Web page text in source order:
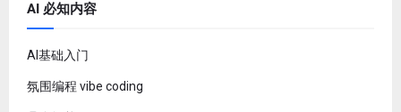
AI 必知内容
AI基础入门
氛围编程 vibe coding